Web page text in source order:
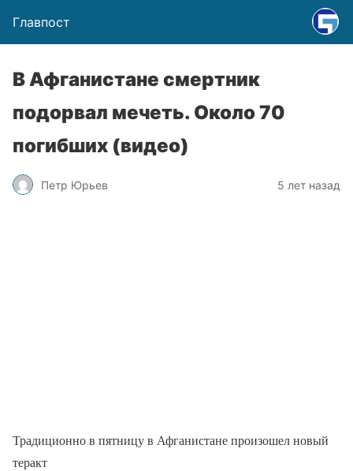
Главпост
В Афганистане смертник
подорвал мечеть. Около 70
погибших (видео)
Петр Юрьев 5 лет назад
Традиционно в пятницу в Афганистане произошел новый
теракт